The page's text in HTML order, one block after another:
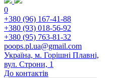
0
+380 (96) 167-41-88
+380 (93) 018-56-92
+380 (95) 763-81-32
poops.pl.ua@gmail.com
Україна, м. Горішні Плавні,
вул. Строни, 1
До контактів